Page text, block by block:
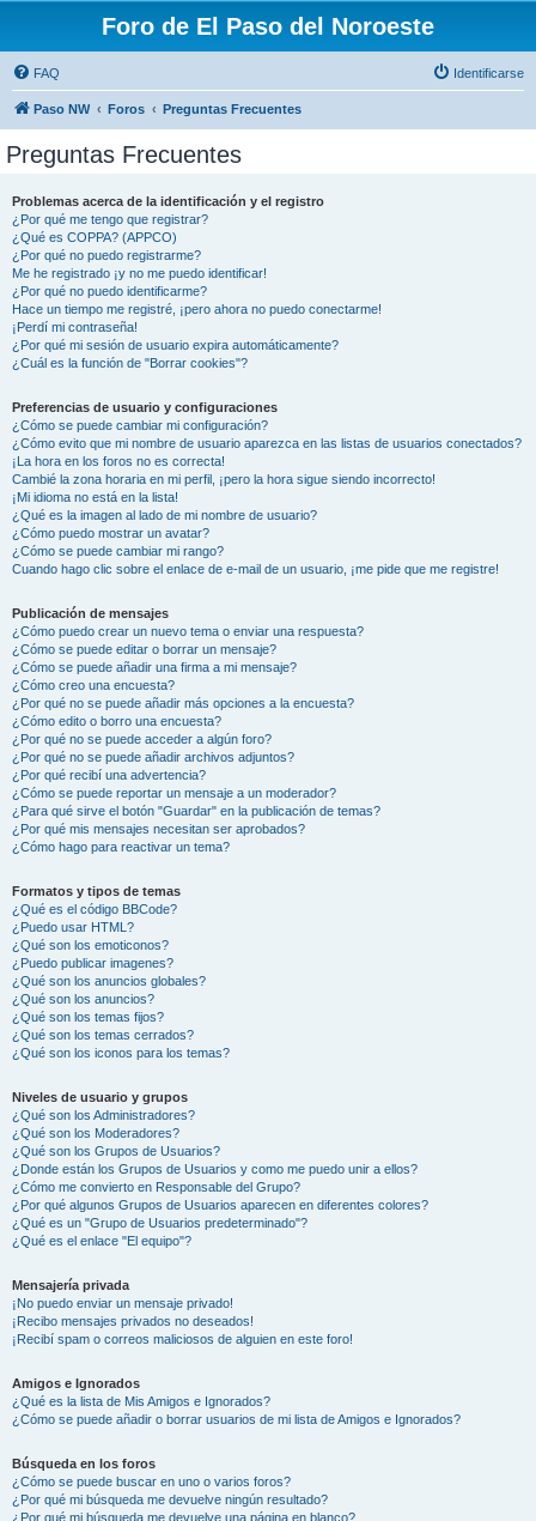
Foro de El Paso del Noroeste
FAQ Identificarse
Paso NW Foros Preguntas Frecuentes
Preguntas Frecuentes
Problemas acerca de la identificación y el registro
¿Por qué me tengo que registrar?
¿Qué es COPPA? (APPCO)
¿Por qué no puedo registrarme?
Me he registrado ¡y no me puedo identificar!
¿Por qué no puedo identificarme?
Hace un tiempo me registré, ¡pero ahora no puedo conectarme!
¡Perdí mi contraseña!
¿Por qué mi sesión de usuario expira automáticamente?
¿Cuál es la función de "Borrar cookies"?
Preferencias de usuario y configuraciones
¿Cómo se puede cambiar mi configuración?
¿Cómo evito que mi nombre de usuario aparezca en las listas de usuarios conectados?
¡La hora en los foros no es correcta!
Cambié la zona horaria en mi perfil, ¡pero la hora sigue siendo incorrecto!
¡Mi idioma no está en la lista!
¿Qué es la imagen al lado de mi nombre de usuario?
¿Cómo puedo mostrar un avatar?
¿Cómo se puede cambiar mi rango?
Cuando hago clic sobre el enlace de e-mail de un usuario, ¡me pide que me registre!
Publicación de mensajes
¿Cómo puedo crear un nuevo tema o enviar una respuesta?
¿Cómo se puede editar o borrar un mensaje?
¿Cómo se puede añadir una firma a mi mensaje?
¿Cómo creo una encuesta?
¿Por qué no se puede añadir más opciones a la encuesta?
¿Cómo edito o borro una encuesta?
¿Por qué no se puede acceder a algún foro?
¿Por qué no se puede añadir archivos adjuntos?
¿Por qué recibí una advertencia?
¿Cómo se puede reportar un mensaje a un moderador?
¿Para qué sirve el botón "Guardar" en la publicación de temas?
¿Por qué mis mensajes necesitan ser aprobados?
¿Cómo hago para reactivar un tema?
Formatos y tipos de temas
¿Qué es el código BBCode?
¿Puedo usar HTML?
¿Qué son los emoticonos?
¿Puedo publicar imagenes?
¿Qué son los anuncios globales?
¿Qué son los anuncios?
¿Qué son los temas fijos?
¿Qué son los temas cerrados?
¿Qué son los iconos para los temas?
Niveles de usuario y grupos
¿Qué son los Administradores?
¿Qué son los Moderadores?
¿Qué son los Grupos de Usuarios?
¿Donde están los Grupos de Usuarios y como me puedo unir a ellos?
¿Cómo me convierto en Responsable del Grupo?
¿Por qué algunos Grupos de Usuarios aparecen en diferentes colores?
¿Qué es un "Grupo de Usuarios predeterminado"?
¿Qué es el enlace "El equipo"?
Mensajería privada
¡No puedo enviar un mensaje privado!
¡Recibo mensajes privados no deseados!
¡Recibí spam o correos maliciosos de alguien en este foro!
Amigos e Ignorados
¿Qué es la lista de Mis Amigos e Ignorados?
¿Cómo se puede añadir o borrar usuarios de mi lista de Amigos e Ignorados?
Búsqueda en los foros
¿Cómo se puede buscar en uno o varios foros?
¿Por qué mi búsqueda me devuelve ningún resultado?
¿Por qué mi búsqueda me devuelve una página en blanco?